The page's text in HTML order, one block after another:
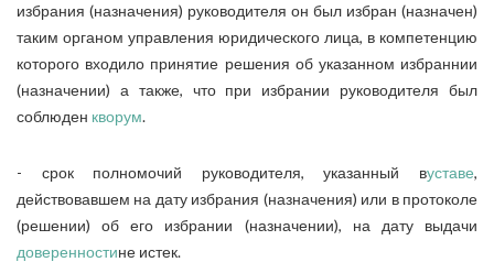
избрания (назначения) руководителя он был избран (назначен)
таким органом управления юридического лица, в компетенцию
которого входило принятие решения об указанном избраннии
(назначении) а также, что при избрании руководителя был
соблюден кворум.
- срок полномочий руководителя, указанный вуставе,
действовавшем на дату избрания (назначения) или в протоколе
(решении) об его избрании (назначении), на дату выдачи
доверенностине истек.